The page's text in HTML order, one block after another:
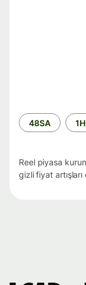
Zaman
aralığı
48SA 1H
Reel piyasa
gizli fiyat